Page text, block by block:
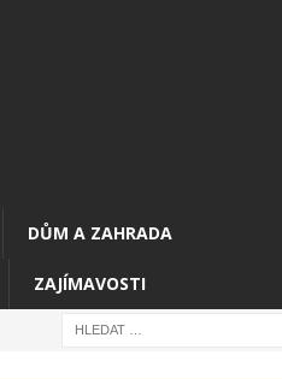
DŮM A ZAHRADA
ZAJÍMAVOSTI